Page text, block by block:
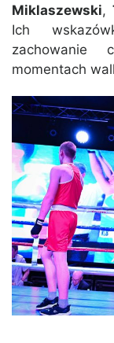
Miklaszewski,
Ich
zachowanie
momentach